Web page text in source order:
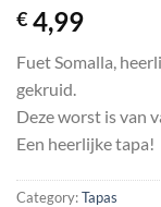
€ 4,99
Fuet Somalla,
gekruid.
Deze worst is van
Een heerlijke tapa!
Category:Tapas